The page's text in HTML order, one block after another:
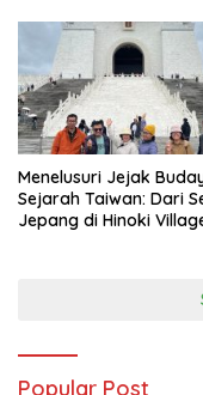
Menelusuri Jejak
Sejarah Taiwan: Dari
Jepang di Hinoki
Popular Post